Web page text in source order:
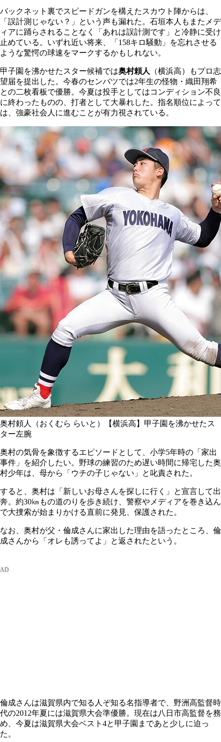
バックネット裏でスピードガンを構えたスカウト陣からは、
「誤計測じゃない？」という声も漏れた。石垣本人もまたメデ
ィアに踊らされることなく「あれは誤計測です」と冷静に受け
止めている。いずれ近い将来、「158キロ騒動」を忘れさせる
ような驚愕の球速をマークするかもしれない。
甲子園を沸かせたスター候補では奥村頼人
（横浜高）もプロ志
望届を提出した。今春のセンバツでは2年生の怪物・織田翔希
との二枚看板で優勝。今夏は投手としてはコンディション不良
に終わったものの、打者として大暴れした。指名順位によって
は、強豪社会人に進むことが有力視されている。
奥村頼人（おくむら らいと）【横浜高】甲子園を沸かせたス
ター左腕
奥村の気骨を象徴するエピソードとして、小学5年時の「家出
事件」を紹介したい。野球の練習のため遅い時間に帰宅した奥
村少年は、母から「ウチの子じゃない」と叱責された。
すると、奥村は「新しいお母さんを探しに行く」と宣言して出
奔。約30㎞もの道のりを歩き続け、警察やメディアを巻き込ん
で大捜索が始まりかける直前に発見、保護された。
なお、奥村が父・倫成さんに家出した理由を語ったところ、倫
成さんから「オレも誘ってよ」と返されたという。
倫成さんは滋賀県内で知る人ぞ知る名指導者で、野洲高監督時
代の2012年夏には滋賀県大会準優勝。現在は八日市高監督を務
め、今夏は滋賀県大会ベスト4と甲子園まであと少しに迫っ
た。